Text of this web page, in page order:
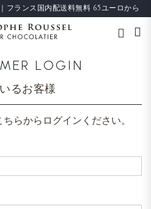
フランス国内配送料無料 65ユーロから
LOGIN
るお客様
らからログインください。